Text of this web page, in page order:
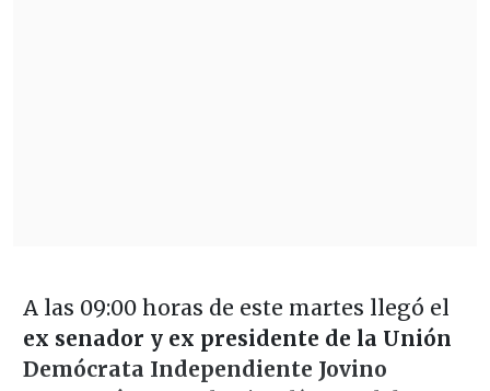
A las 09:00 horas de este martes llegó el
ex senador y ex presidente de la Unión
Demócrata Independiente Jovino